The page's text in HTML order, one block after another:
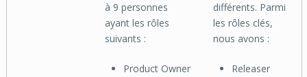
à 9 personnes
ayant les rôles
suivants :
Product Owner
différents. Parmi
les rôles clés,
nous avons :
Releaser